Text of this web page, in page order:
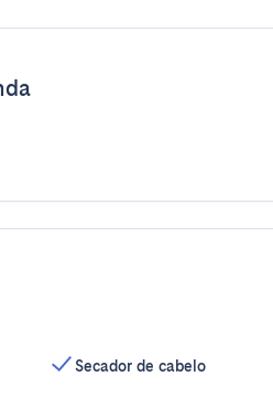
Secador de cabelo